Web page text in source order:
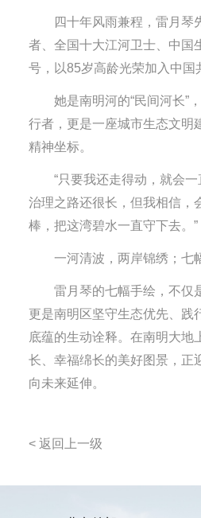
四十年风雨兼程，雷月琴
者、全国十大江河卫士、中国
号，以85岁高龄光荣加入中国
她是南明河的“民间河长”
行者，更是一座城市生态文明
精神坐标。
“只要我还走得动，就会
治理之路还很长，但我相信，
棒，把这湾碧水一直守下去。”
一河清波，两岸锦绣；七
雷月琴的七幅手绘，不仅
更是南明区坚守生态优先、践
底蕴的生动诠释。在南明大地
长、幸福绵长的美好图景，正
向未来延伸。
< 返回上一级